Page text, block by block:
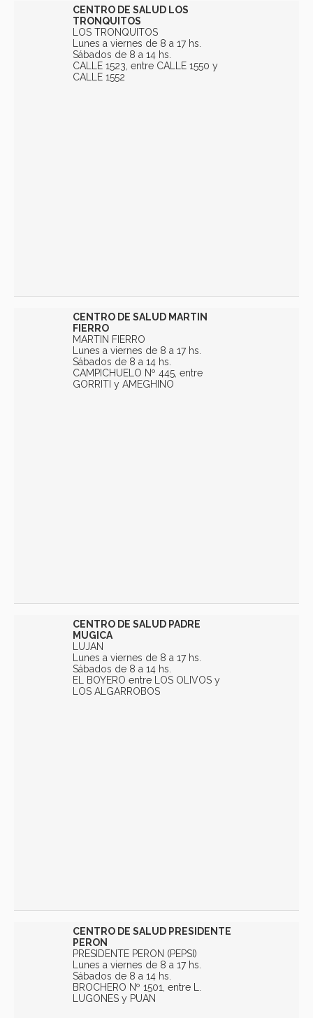
CENTRO DE SALUD LOS
TRONQUITOS
LOS TRONQUITOS
Lunes a viernes de 8 a 17 hs.
Sábados de 8 a 14 hs.
CALLE 1523, entre CALLE 1550 y
CALLE 1552
CENTRO DE SALUD MARTIN
FIERRO
MARTIN FIERRO
Lunes a viernes de 8 a 17 hs.
Sábados de 8 a 14 hs.
CAMPICHUELO Nº 445, entre
GORRITI y AMEGHINO
CENTRO DE SALUD PADRE
MUGICA
LUJAN
Lunes a viernes de 8 a 17 hs.
Sábados de 8 a 14 hs.
EL BOYERO entre LOS OLIVOS y
LOS ALGARROBOS
CENTRO DE SALUD PRESIDENTE
PERON
PRESIDENTE PERON (PEPSI)
Lunes a viernes de 8 a 17 hs.
Sábados de 8 a 14 hs.
BROCHERO Nº 1501, entre L.
LUGONES y PUAN